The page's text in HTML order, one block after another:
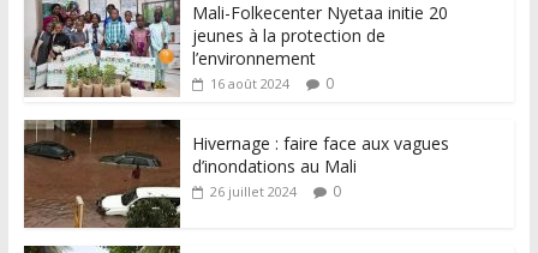
Mali-Folkecenter Nyetaa initie 20
jeunes à la protection de
l’environnement
16 août 2024 0
Hivernage : faire face aux vagues
d’inondations au Mali
26 juillet 2024 0